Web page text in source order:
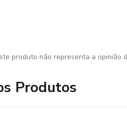
produto não representa a opinião
Produtos